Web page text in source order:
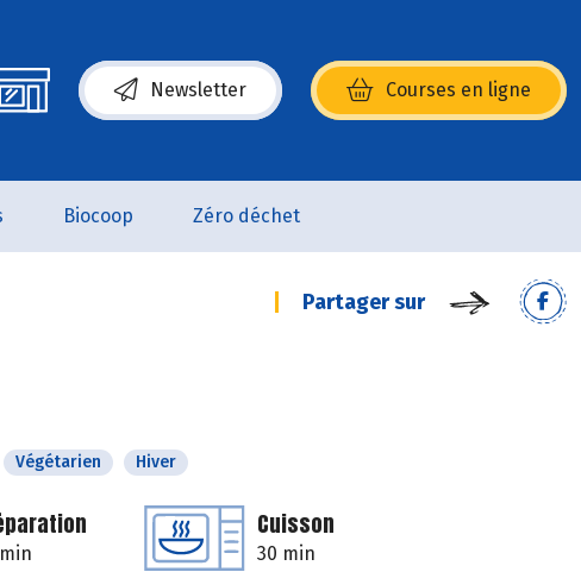
Newsletter Courses en ligne
(s’ouvre dans une nouvelle fenêtre)
Biocoop Zéro déchet
Partager sur
Végétarien Hiver
Cuisson
30 min